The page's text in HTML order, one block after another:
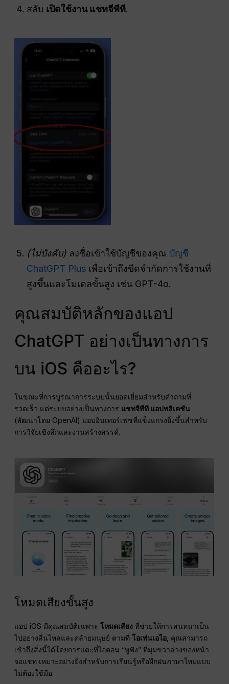
สลับ เปิดใช้งานแชทจีพีที.
(ไม่บังคับ) ลงชื่อเข้าใช้บัญชีของคุณ บัญชี
ChatGPT Plus เพื่อเข้าถึงขีดจำกัดการใช้งานที่
สูงขึ้นและโมเดลขั้นสูง เช่น GPT-4o.
คุณสมบัติหลักของแอป
ChatGPT อย่างเป็นทางการ
บน iOS คืออะไร?
ในขณะที่การบูรณาการระบบนั้นยอดเยี่ยมสำหรับคำถามที่
รวดเร็ว แต่ระบบอย่างเป็นทางการ แชทจีพีที แอปพลิเคชัน
(พัฒนาโดย OpenAI) มอบอินเทอร์เฟซที่แข็งแกร่งยิ่งขึ้นสำหรับ
การวิจัยเชิงลึกและงานสร้างสรรค์.
โหมดเสียงขั้นสูง
แอป iOS มีคุณสมบัติเฉพาะโหมดเสียง ที่ช่วยให้การสนทนาเป็น
ไปอย่างลื่นไหลและคล้ายมนุษย์ ตามที่โอเพ่นเอไอ , คุณสามารถ
เข้าถึงสิ่งนี้ได้โดยการแตะที่ไอคอน “หูฟัง” ที่มุมขวาล่างของหน้า
จอแชท เหมาะอย่างยิ่งสำหรับการเรียนรู้หรือฝึกฝนภาษาใหม่แบบ
ไม่ต้องใช้มือ.